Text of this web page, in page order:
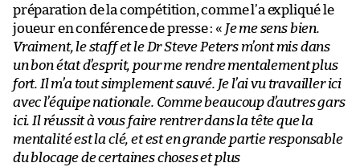
préparation de la compétition, comme l’a expliqué le
joueur en conférence de presse : « Je me sens bien.
Vraiment, le staff et le Dr Steve Peters m’ont mis dans
un bon état d’esprit, pour me rendre mentalement plus
fort. Il m’a tout simplement sauvé. Je l’ai vu travailler ici
avec l’équipe nationale. Comme beaucoup d’autres gars
ici. Il réussit à vous faire rentrer dans la tête que la
mentalité est la clé, et est en grande partie responsable
du blocage de certaines choses et plus